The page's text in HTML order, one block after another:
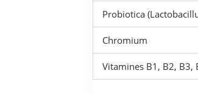
Probiotica
Chromium
Vitamines B1, B2, B3,